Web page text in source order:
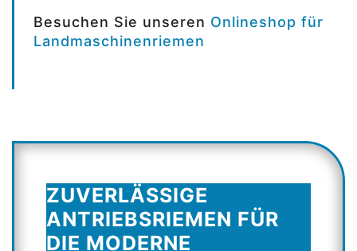
Besuchen Sie unseren Onlineshop für
Landmaschinenriemen
ZUVERLÄSSIGE
ANTRIEBSRIEMEN FÜR
DIE MODERNE